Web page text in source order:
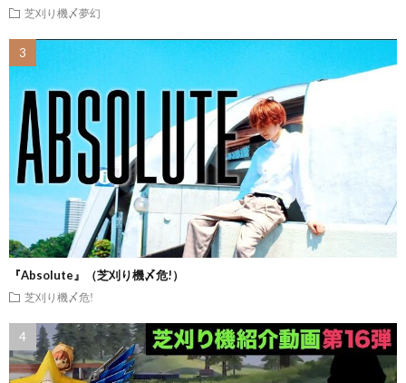
芝刈り機〆夢幻
『Absolute』（芝刈り機〆危!）
芝刈り機〆危!